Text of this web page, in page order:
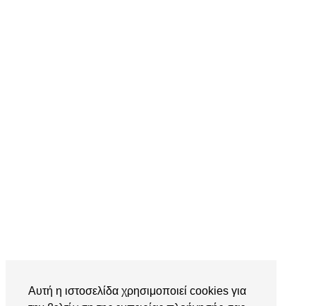
Αυτή η ιστοσελίδα χρησιμοποιεί cookies για